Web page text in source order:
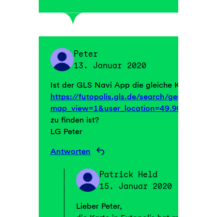
Peter
13. Januar 2020
Ist der GLS Navi App die gleiche Karte die
https://futopolis.gls.de/search/general?
zu finden ist?
LG Peter
Antworten
Patrick Held
15. Januar 2020
Lieber Peter,